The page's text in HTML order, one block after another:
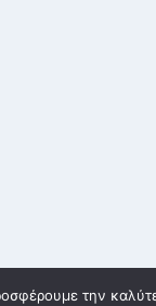
| Κατασκευή
την